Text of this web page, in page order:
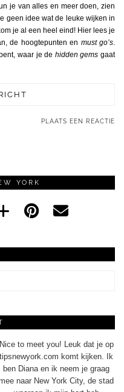
je van alles en meer doen, zien
geen idee wat de leuke wijken in
je al een heel eind! Hier lees je
de hoogtepunten en must go’s.
waar je de hidden gems gaat
PLAATS EEN REACTIE
YORK
Nice to meet you! Leuk dat je op
tipsnewyork.com komt kijken. Ik
ben Diana en ik neem je graag
naar New York City, de stad